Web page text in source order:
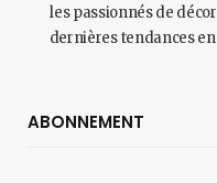
les passionnés de
dernières tendances
ABONNEMENT